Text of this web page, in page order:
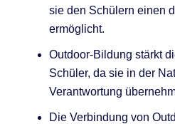
sie den Schülern einen
ermöglicht.
Outdoor-Bildung stärkt
Schüler, da sie in der
Verantwortung
Die Verbindung von